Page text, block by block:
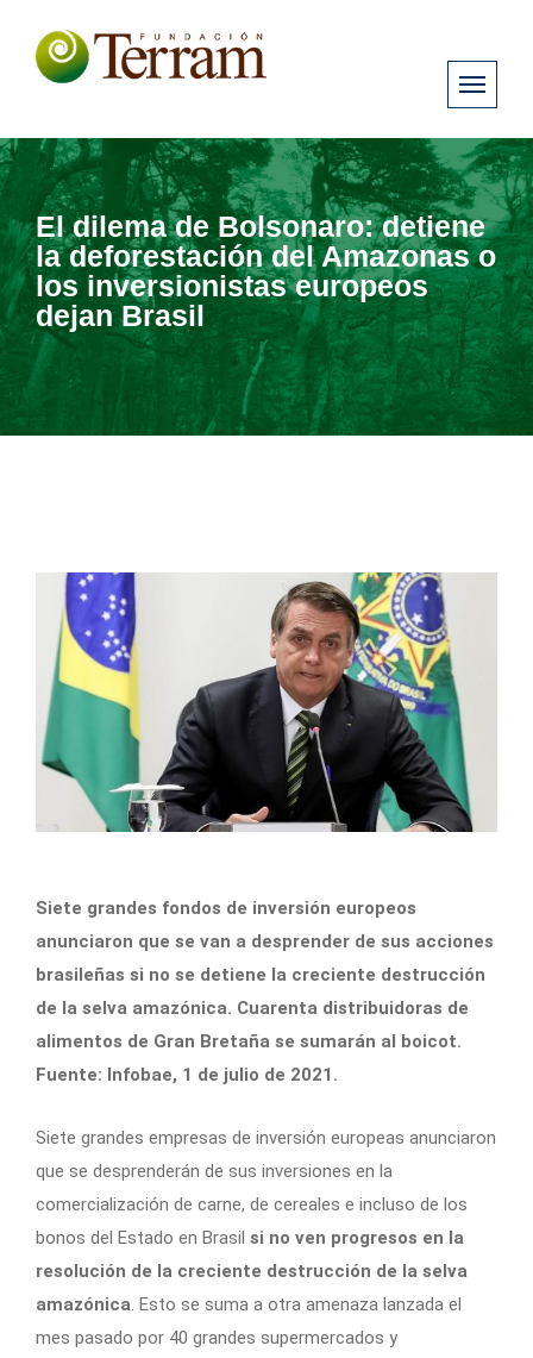
El dilema de Bolsonaro: detiene
la deforestación del Amazonas o
los inversionistas europeos
dejan Brasil
Siete grandes fondos de inversión europeos
anunciaron que se van a desprender de sus acciones
brasileñas si no se detiene la creciente destrucción
de la selva amazónica. Cuarenta distribuidoras de
alimentos de Gran Bretaña se sumarán al boicot.
Fuente: Infobae, 1 de julio de 2021.
Siete grandes empresas de inversión europeas anunciaron
que se desprenderán de sus inversiones en la
comercialización de carne, de cereales e incluso de los
bonos del Estado en Brasil si no ven progresos en la
resolución de la creciente destrucción de la selva
amazónica . Esto se suma a otra amenaza lanzada el
mes pasado por 40 grandes supermercados y